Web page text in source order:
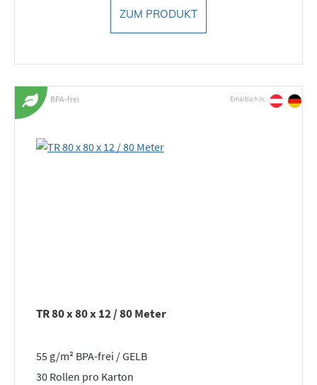
ZUM PRODUKT
BPA-frei Erhältlich in:
TR 80 x 80 x 12 / 80 Meter
55 g/m² BPA-frei / GELB
30 Rollen pro Karton